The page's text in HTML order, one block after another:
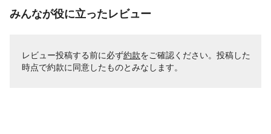
みんなが役に立ったレビュー
レビュー投稿する前に必ず約款をご確認ください。投稿した
時点で約款に同意したものとみなします。